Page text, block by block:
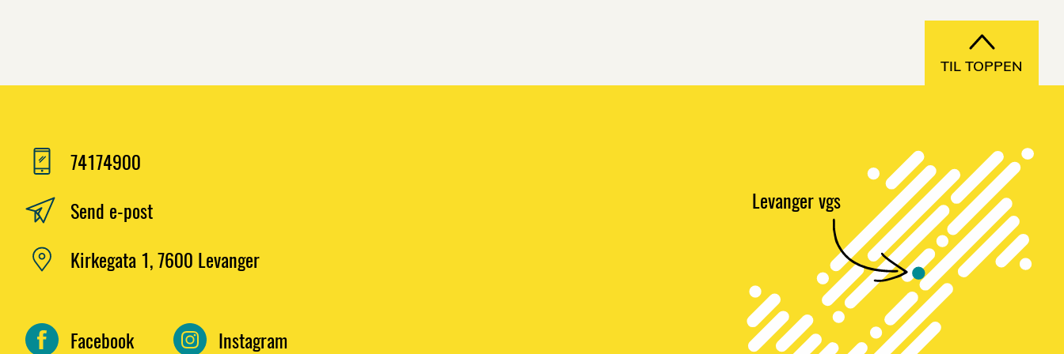
TIL TOPPEN
74174900
Send e-post
Kirkegata 1, 7600 Levanger
Facebook Instagram
Levanger vgs